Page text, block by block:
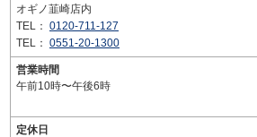
オギノ韮崎店内
TEL： 0120-711-127
TEL： 0551-20-1300
営業時間
午前10時〜午後6時
定休日